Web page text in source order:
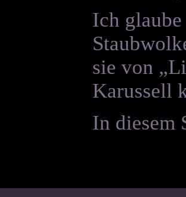
Ich glaube
sie von
Karussell
In diesem